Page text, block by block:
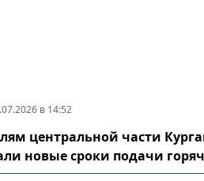
в 14:52
центральной части
новые сроки подачи